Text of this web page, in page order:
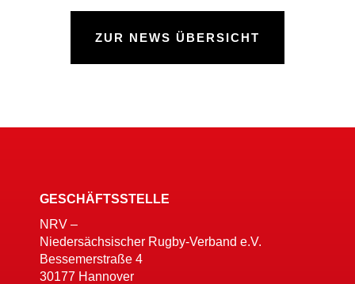
ZUR NEWS ÜBERSICHT
GESCHÄFTSSTELLE
NRV –
Niedersächsischer Rugby-Verband e.V.
Bessemerstraße 4
30177 Hannover